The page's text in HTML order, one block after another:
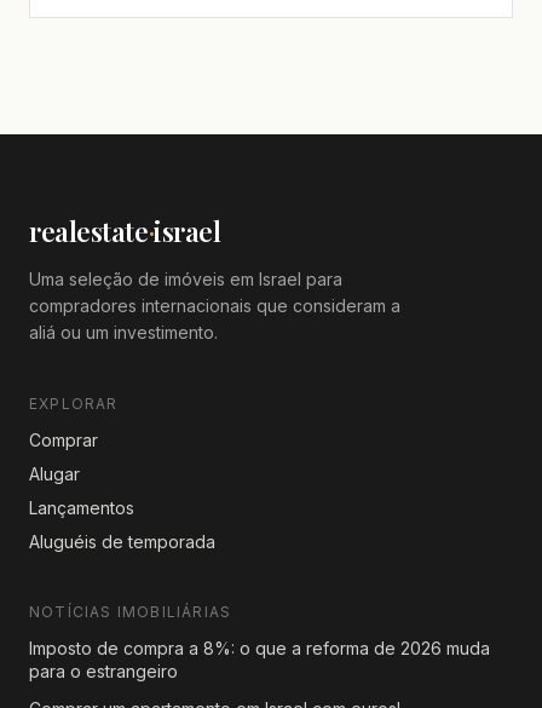
realestate·israel
Uma seleção de imóveis em Israel para
compradores internacionais que consideram a
aliá ou um investimento.
EXPLORAR
Comprar
Alugar
Lançamentos
Aluguéis de temporada
NOTÍCIAS IMOBILIÁRIAS
Imposto de compra a 8%: o que a reforma de 2026 muda
para o estrangeiro